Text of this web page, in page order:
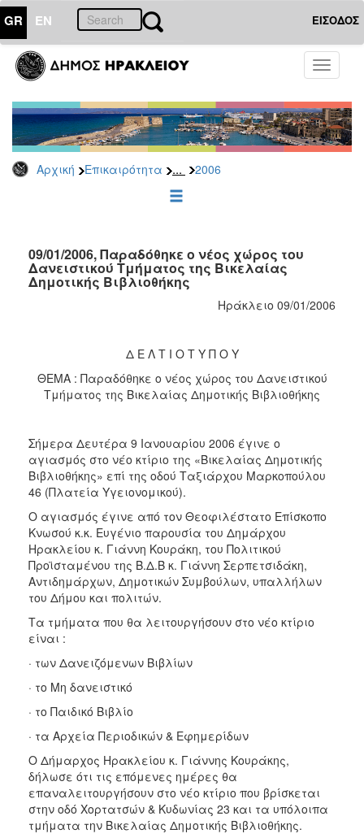
GR EN ΕΙΣΟΔΟΣ
Toggle
Αρχική Επικαιρότητα ... 2006
ΕΠΙΚΑΙΡΟΤΗΤΑ
Τύπου
Αρχείο
2026
2025
2022
2021
2017
2016
2013
2012
2011
2010
2006
ΔΗΜΟΤΗΣ
ΕΠΙΣΚΕΠΤΗΣ
09/01/2006, Παραδόθηκε ο νέος χώρος του
Δανειστικού Τμήματος της Βικελαίας
Δημοτικής Βιβλιοθήκης
Ηράκλειο 09/01/2006
Δ Ε Λ Τ Ι Ο Τ Υ Π Ο Υ
ΘΕΜΑ : Παραδόθηκε ο νέος χώρος του Δανειστικού
Τμήματος της Βικελαίας Δημοτικής Βιβλιοθήκης
Σήμερα Δευτέρα 9 Ιανουαρίου 2006 έγινε ο
αγιασμός στο νέο κτίριο της «Βικελαίας Δημοτικής
Βιβλιοθήκης» επί της οδού Ταξιάρχου Μαρκοπούλου
46 (Πλατεία Υγειονομικού).
Ο αγιασμός έγινε από τον Θεοφιλέστατο Επίσκοπο
Κνωσού κ.κ. Ευγένιο παρουσία του Δημάρχου
Ηρακλείου κ. Γιάννη Κουράκη, του Πολιτικού
Προϊσταμένου της Β.Δ.Β κ. Γιάννη Σερπετσιδάκη,
Αντιδημάρχων, Δημοτικών Συμβούλων, υπαλλήλων
του Δήμου και πολιτών.
Τα τμήματα που θα λειτουργήσουν στο νέο κτίριο
είναι :
· των Δανειζόμενων Βιβλίων
· το Μη δανειστικό
· το Παιδικό Βιβλίο
· τα Αρχεία Περιοδικών & Εφημερίδων
Ο Δήμαρχος Ηρακλείου κ. Γιάννης Κουράκης,
δήλωσε ότι τις επόμενες ημέρες θα
επαναλειτουργήσουν στο νέο κτίριο που βρίσκεται
στην οδό Χορτατσών & Κυδωνίας 23 και τα υπόλοιπα
τμήματα την Βικελαίας Δημοτικής Βιβλιοθήκης.